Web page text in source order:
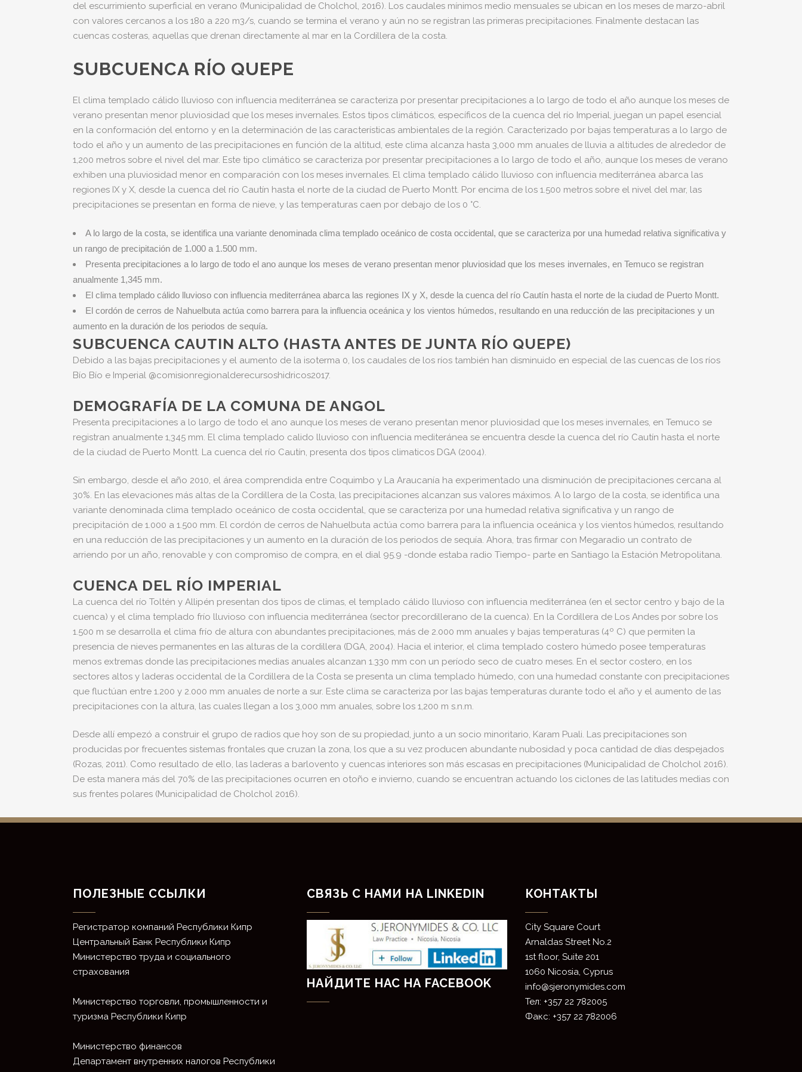
del escurrimiento superficial en verano (Municipalidad de Cholchol, 2016). Los caudales mínimos medio mensuales se ubican en los meses de marzo-abril
con valores cercanos a los 180 a 220 m3/s, cuando se termina el verano y aún no se registran las primeras precipitaciones. Finalmente destacan las
cuencas costeras, aquellas que drenan directamente al mar en la Cordillera de la costa.
SUBCUENCA RÍO QUEPE
El clima templado cálido lluvioso con influencia mediterránea se caracteriza por presentar precipitaciones a lo largo de todo el año aunque los meses de
verano presentan menor pluviosidad que los meses invernales. Estos tipos climáticos, específicos de la cuenca del río Imperial, juegan un papel esencial
en la conformación del entorno y en la determinación de las características ambientales de la región. Caracterizado por bajas temperaturas a lo largo de
todo el año y un aumento de las precipitaciones en función de la altitud, este clima alcanza hasta 3,000 mm anuales de lluvia a altitudes de alrededor de
1,200 metros sobre el nivel del mar. Este tipo climático se caracteriza por presentar precipitaciones a lo largo de todo el año, aunque los meses de verano
exhiben una pluviosidad menor en comparación con los meses invernales. El clima templado cálido lluvioso con influencia mediterránea abarca las
regiones IX y X, desde la cuenca del río Cautín hasta el norte de la ciudad de Puerto Montt. Por encima de los 1.500 metros sobre el nivel del mar, las
precipitaciones se presentan en forma de nieve, y las temperaturas caen por debajo de los 0 °C.
A lo largo de la costa, se identifica una variante denominada clima templado oceánico de costa occidental, que se caracteriza por una humedad relativa significativa y
un rango de precipitación de 1.000 a 1.500 mm.
Presenta precipitaciones a lo largo de todo el ano aunque los meses de verano presentan menor pluviosidad que los meses invernales, en Temuco se registran
anualmente 1,345 mm.
El clima templado cálido lluvioso con influencia mediterránea abarca las regiones IX y X, desde la cuenca del río Cautín hasta el norte de la ciudad de Puerto Montt.
El cordón de cerros de Nahuelbuta actúa como barrera para la influencia oceánica y los vientos húmedos, resultando en una reducción de las precipitaciones y un
aumento en la duración de los periodos de sequía.
SUBCUENCA CAUTIN ALTO (HASTA ANTES DE JUNTA RÍO QUEPE)
Debido a las bajas precipitaciones y el aumento de la isoterma 0, los caudales de los ríos también han disminuido en especial de las cuencas de los ríos
Bío Bío e Imperial @comisionregionalderecursoshidricos2017.
DEMOGRAFÍA DE LA COMUNA DE ANGOL
Presenta precipitaciones a lo largo de todo el ano aunque los meses de verano presentan menor pluviosidad que los meses invernales, en Temuco se
registran anualmente 1,345 mm. El clima templado calido lluvioso con influencia mediteránea se encuentra desde la cuenca del río Cautín hasta el norte
de la ciudad de Puerto Montt. La cuenca del río Cautín, presenta dos tipos climaticos DGA (2004).
Sin embargo, desde el año 2010, el área comprendida entre Coquimbo y La Araucanía ha experimentado una disminución de precipitaciones cercana al
30%. En las elevaciones más altas de la Cordillera de la Costa, las precipitaciones alcanzan sus valores máximos. A lo largo de la costa, se identifica una
variante denominada clima templado oceánico de costa occidental, que se caracteriza por una humedad relativa significativa y un rango de
precipitación de 1.000 a 1.500 mm. El cordón de cerros de Nahuelbuta actúa como barrera para la influencia oceánica y los vientos húmedos, resultando
en una reducción de las precipitaciones y un aumento en la duración de los periodos de sequía. Ahora, tras firmar con Megaradio un contrato de
arriendo por un año, renovable y con compromiso de compra, en el dial 95.9 -donde estaba radio Tiempo- parte en Santiago la Estación Metropolitana.
CUENCA DEL RÍO IMPERIAL
La cuenca del río Toltén y Allipén presentan dos tipos de climas, el templado cálido lluvioso con influencia mediterránea (en el sector centro y bajo de la
cuenca) y el clima templado frío lluvioso con influencia mediterránea (sector precordillerano de la cuenca). En la Cordillera de Los Andes por sobre los
1.500 m se desarrolla el clima frío de altura con abundantes precipitaciones, más de 2.000 mm anuales y bajas temperaturas (4º C) que permiten la
presencia de nieves permanentes en las alturas de la cordillera (DGA, 2004). Hacia el interior, el clima templado costero húmedo posee temperaturas
menos extremas donde las precipitaciones medias anuales alcanzan 1.330 mm con un período seco de cuatro meses. En el sector costero, en los
sectores altos y laderas occidental de la Cordillera de la Costa se presenta un clima templado húmedo, con una humedad constante con precipitaciones
que fluctúan entre 1.200 y 2.000 mm anuales de norte a sur. Este clima se caracteriza por las bajas temperaturas durante todo el año y el aumento de las
precipitaciones con la altura, las cuales llegan a los 3,000 mm anuales, sobre los 1,200 m s.n.m.
Desde allí empezó a construir el grupo de radios que hoy son de su propiedad, junto a un socio minoritario, Karam Puali. Las precipitaciones son
producidas por frecuentes sistemas frontales que cruzan la zona, los que a su vez producen abundante nubosidad y poca cantidad de días despejados
(Rozas, 2011). Como resultado de ello, las laderas a barlovento y cuencas interiores son más escasas en precipitaciones (Municipalidad de Cholchol 2016).
De esta manera más del 70% de las precipitaciones ocurren en otoño e invierno, cuando se encuentran actuando los ciclones de las latitudes medias con
sus frentes polares (Municipalidad de Cholchol 2016).
ПОЛЕЗНЫЕ ССЫЛКИ
Регистратор компаний Республики Кипр
Центральный Банк Республики Кипр
Министерство труда и социального
страхования
Министерство торговли, промышленности и
туризма Республики Кипр
Министерство финансов
Департамент внутренних налогов Республики
СВЯЗЬ С НАМИ НА LINKEDIN
НАЙДИТЕ НАС НА FACEBOOK
КОНТАКТЫ
​City Square Court
​Arnaldas Street No.2
1st floor, Suite 201
1060 Nicosia, Cyprus
info@sjeronymides.com
Тел: +357 22 782005
Факс: +357 22 782006